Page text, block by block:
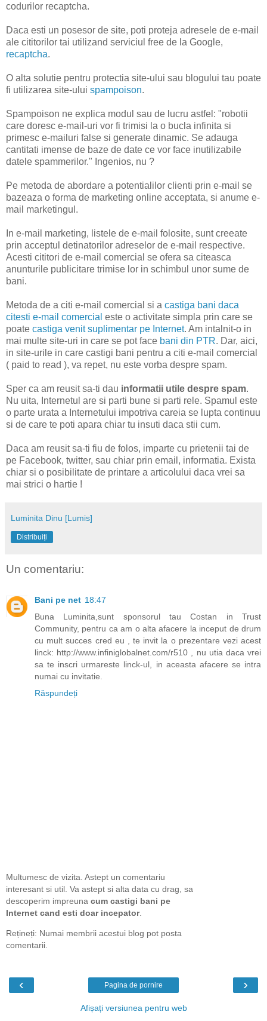
codurilor recaptcha.
Daca esti un posesor de site, poti proteja adresele de e-mail
ale cititorilor tai utilizand serviciul free de la Google,
recaptcha.
O alta solutie pentru protectia site-ului sau blogului tau poate
fi utilizarea site-ului spampoison.
Spampoison ne explica modul sau de lucru astfel: "robotii
care doresc e-mail-uri vor fi trimisi la o bucla infinita si
primesc e-mailuri false si generate dinamic. Se adauga
cantitati imense de baze de date ce vor face inutilizabile
datele spammerilor." Ingenios, nu ?
Pe metoda de abordare a potentialilor clienti prin e-mail se
bazeaza o forma de marketing online acceptata, si anume e-
mail marketingul.
In e-mail marketing, listele de e-mail folosite, sunt creeate
prin acceptul detinatorilor adreselor de e-mail respective.
Acesti cititori de e-mail comercial se ofera sa citeasca
anunturile publicitare trimise lor in schimbul unor sume de
bani.
Metoda de a citi e-mail comercial si a castiga bani daca
citesti e-mail comercial este o activitate simpla prin care se
poate castiga venit suplimentar pe Internet. Am intalnit-o in
mai multe site-uri in care se pot face bani din PTR. Dar, aici,
in site-urile in care castigi bani pentru a citi e-mail comercial
( paid to read ), va repet, nu este vorba despre spam.
Sper ca am reusit sa-ti dau informatii utile despre spam.
Nu uita, Internetul are si parti bune si parti rele. Spamul este
o parte urata a Internetului impotriva careia se lupta continuu
si de care te poti apara chiar tu insuti daca stii cum.
Daca am reusit sa-ti fiu de folos, imparte cu prietenii tai de
pe Facebook, twitter, sau chiar prin email, informatia. Exista
chiar si o posibilitate de printare a articolului daca vrei sa
mai strici o hartie !
Luminita Dinu [Lumis]
Distribuiți
Un comentariu:
Bani pe net 18:47
Buna Luminita,sunt sponsorul tau Costan in Trust
Community, pentru ca am o alta afacere la inceput de drum
cu mult succes cred eu , te invit la o prezentare vezi acest
linck: http://www.infiniglobalnet.com/r510 , nu utia daca vrei
sa te inscri urmareste linck-ul, in aceasta afacere se intra
numai cu invitatie.
Răspundeți
Multumesc de vizita. Astept un comentariu
interesant si util. Va astept si alta data cu drag, sa
descoperim impreuna cum castigi bani pe
Internet cand esti doar incepator.
Rețineți: Numai membrii acestui blog pot posta
comentarii.
‹ ›
Pagina de pornire
Afișați versiunea pentru web